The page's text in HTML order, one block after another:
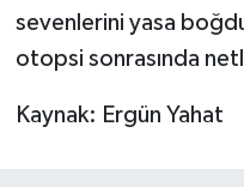
sevenlerini yasa
otopsi sonrasında
Kaynak: Ergün Yahat